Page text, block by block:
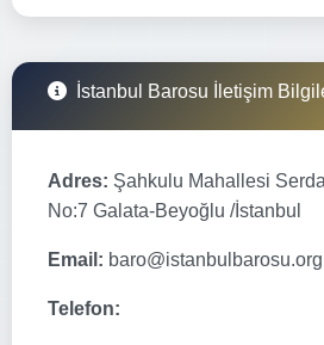
İstanbul Barosu İletişim
Adres: Şahkulu Mahallesi
No:7 Galata-Beyoğlu /İstanbul
Email:
Telefon: